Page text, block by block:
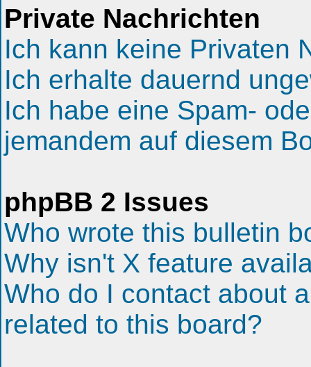
Private Nachrichten
Ich kann keine Privaten
Ich erhalte dauernd
Ich habe eine Spam-
jemandem auf diesem
phpBB 2 Issues
Who wrote this bulletin
Why isn't X feature
Who do I contact about
related to this board?